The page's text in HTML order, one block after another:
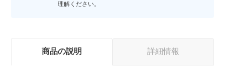
理解ください。
商品の説明 詳細情報